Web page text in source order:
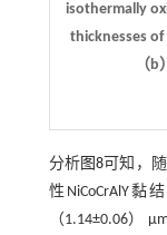
isothermally
thicknesses
（
分析图8可知，
性NiCoCrAlY
（1.14±0.06）